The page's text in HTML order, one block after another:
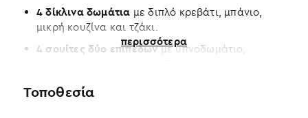
4 δίκλινα δωμάτια με διπλό κρεβάτι, μπάνιο,
μικρή κουζίνα και τζάκι.
4 σουίτες δύο επιπέδωνμε υπνοδωμάτιο,
1 στούντιομε διπλό κρεβάτι, καναπέ-κρεβάτι,
περισσότερα
Τοποθεσία